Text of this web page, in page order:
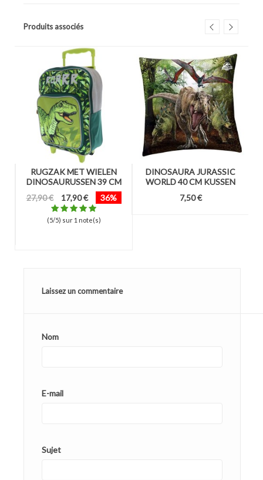
Produits associés
RUGZAK MET WIELEN
DINOSAURUSSEN 39 CM
27,90 €
17,90 € 36%
(5/5) sur 1 note(s)
DINOSAURA JURASSIC
WORLD 40 CM KUSSEN
7,50 €
Laissez un commentaire
Nom
E-mail
Sujet